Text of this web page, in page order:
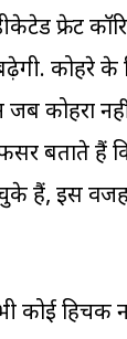
फ्रेट
कोहरे के
कोहरा नहीं
बताते हैं
हैं, इस वजह
हिचक